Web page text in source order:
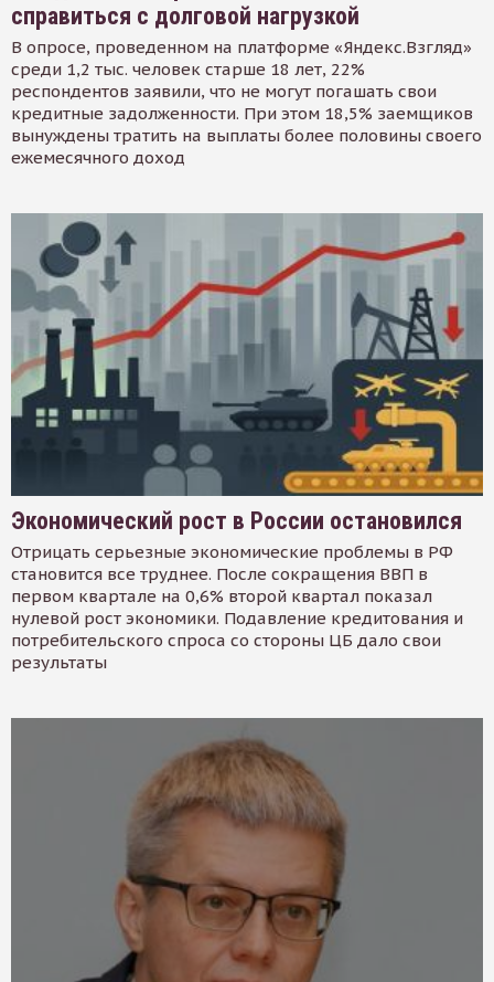
справиться с долговой нагрузкой
В опросе, проведенном на платформе «Яндекс.Взгляд»
среди 1,2 тыс. человек старше 18 лет, 22%
респондентов заявили, что не могут погашать свои
кредитные задолженности. При этом 18,5% заемщиков
вынуждены тратить на выплаты более половины своего
ежемесячного доход
Экономический рост в России остановился
Отрицать серьезные экономические проблемы в РФ
становится все труднее. После сокращения ВВП в
первом квартале на 0,6% второй квартал показал
нулевой рост экономики. Подавление кредитования и
потребительского спроса со стороны ЦБ дало свои
результаты